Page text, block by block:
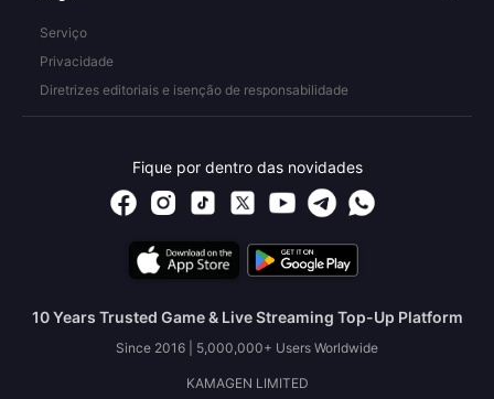
Serviço
Privacidade
Diretrizes editoriais e isenção de responsabilidade
Fique por dentro das novidades
10 Years Trusted Game & Live Streaming Top-Up Platform
Since 2016 | 5,000,000+ Users Worldwide
KAMAGEN LIMITED